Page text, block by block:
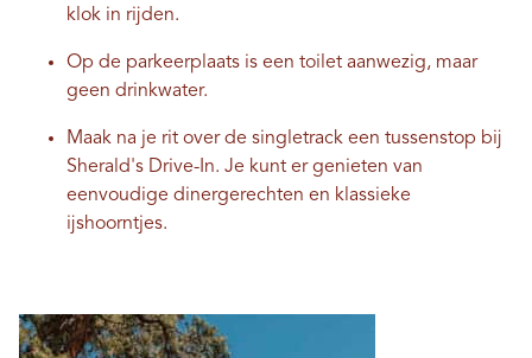
klok in rijden.
Op de parkeerplaats is een toilet aanwezig, maar
geen drinkwater.
Maak na je rit over de singletrack een tussenstop bij
Sherald's Drive-In. Je kunt er genieten van
eenvoudige dinergerechten en klassieke
ijshoorntjes.